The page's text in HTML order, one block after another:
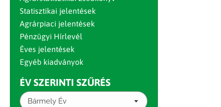
Statisztikai jelentések
Agrárpiaci jelentések
Pénzügyi Hírlevél
Éves jelentések
Egyéb kiadványok
ÉV SZERINTI SZŰRÉS
Bármely Év